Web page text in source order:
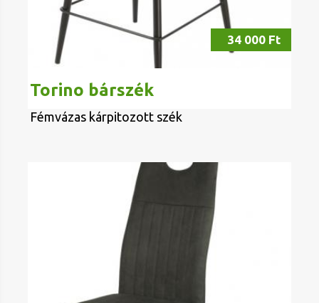
34 000 Ft
Torino bárszék
Fémvázas kárpitozott szék